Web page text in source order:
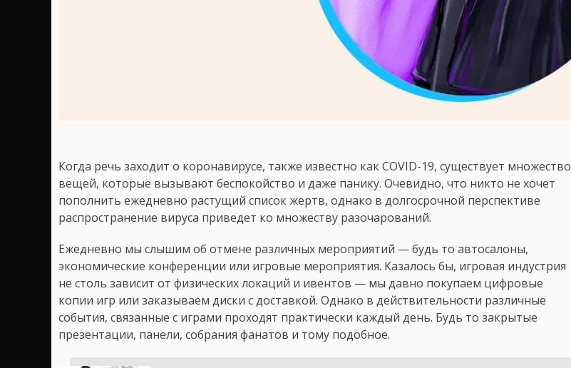
Когда речь заходит о коронавирусе, также известно как COVID-19, существует множество
вещей, которые вызывают беспокойство и даже панику. Очевидно, что никто не хочет
пополнить ежедневно растущий список жертв, однако в долгосрочной перспективе
распространение вируса приведет ко множеству разочарований.
Ежедневно мы слышим об отмене различных мероприятий — будь то автосалоны,
экономические конференции или игровые мероприятия. Казалось бы, игровая индустрия
не столь зависит от физических локаций и ивентов — мы давно покупаем цифровые
копии игр или заказываем диски с доставкой. Однако в действительности различные
события, связанные с играми проходят практически каждый день. Будь то закрытые
презентации, панели, собрания фанатов и тому подобное.